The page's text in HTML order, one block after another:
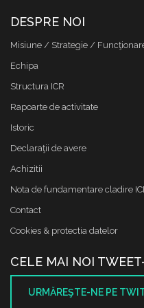
DESPRE NOI
Misiune / Strategie /
Echipa
Structura ICR
Rapoarte de activitate
Istoric
Declaraţii de avere
Achizitii
Nota de fundamentare cladire
Contact
Cookies & protectia datelor
CELE MAI NOI
URMĂREŞTE-NE PE